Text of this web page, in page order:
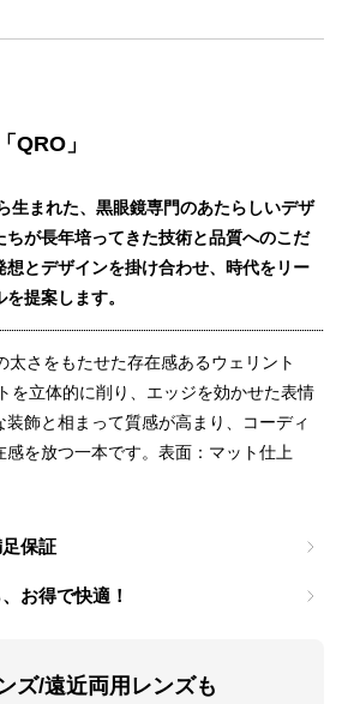
保証
お得で快適！
ズ/遠近両用レンズも
QRO」
生まれた、黒眼鏡専門のあたらしいデザ
ちが長年培ってきた技術と品質へのこだ
とデザインを掛け合わせ、時代をリー
提案します。
太さをもたせた存在感あるウェリント
を立体的に削り、エッジを効かせた表情
飾と相まって質感が高まり、コーディ
感を放つ一本です。表面：マット仕上